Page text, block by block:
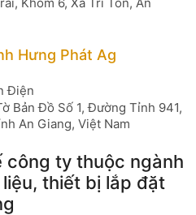
Hưng Phát Ag
Điện
Bản Đồ Số 1, Đường Tỉnh 941,
An Giang, Việt Nam
công ty thuộc ngành
thiết bị lắp đặt